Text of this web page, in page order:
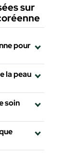
sur
pour
la peau
soin